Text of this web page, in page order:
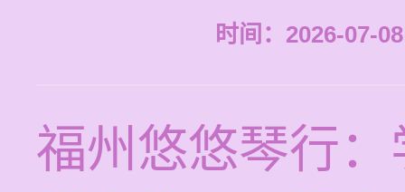
时间：2026-07-
福州悠悠琴行